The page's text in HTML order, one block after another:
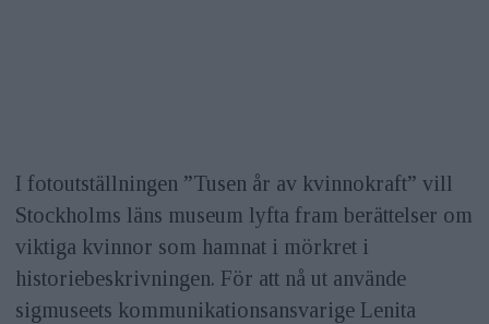
I fotoutställningen ”Tusen år av kvinnokraft” vill
Stockholms läns museum lyfta fram berättelser om
viktiga kvinnor som hamnat i mörkret i
historiebeskrivningen. För att nå ut använde
sigmuseets kommunikationsansvarige Lenita